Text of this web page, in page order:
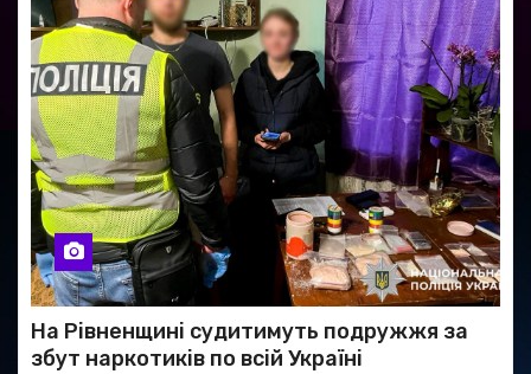
На Рівненщині судитимуть подружжя за
збут наркотиків по всій Україні